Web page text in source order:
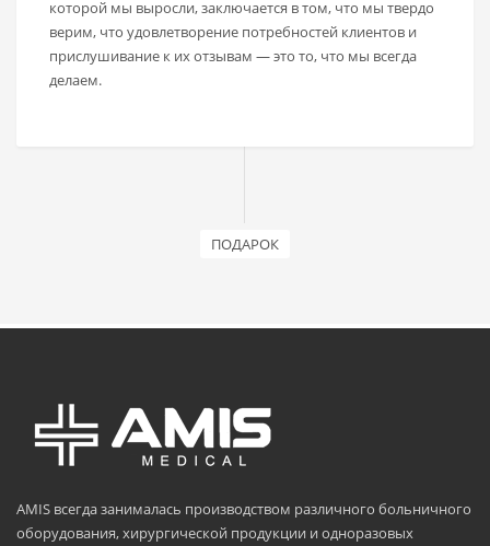
которой мы выросли, заключается в том, что мы твердо
верим, что удовлетворение потребностей клиентов и
прислушивание к их отзывам — это то, что мы всегда
делаем.
ПОДАРОК
AMIS всегда занималась производством различного больничного
оборудования, хирургической продукции и одноразовых